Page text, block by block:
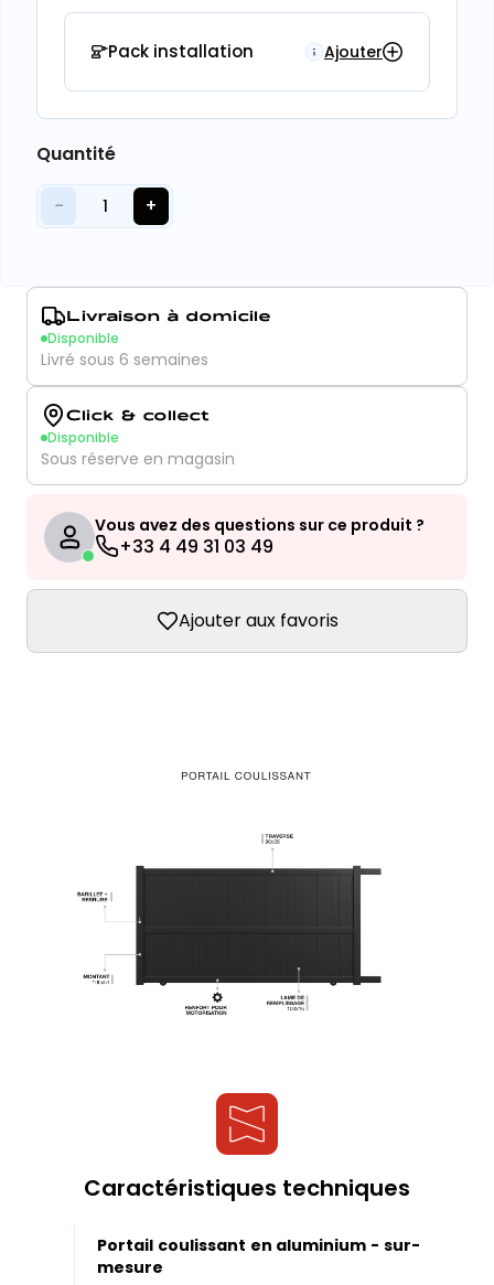
Pack installation Ajouter
Quantité
− 1 +
Livraison à domicile
Disponible
Livré sous 6 semaines
Click & collect
Disponible
Sous réserve en magasin
Vous avez des questions sur ce produit ?
+33 4 49 31 03 49
Ajouter aux favoris
Caractéristiques techniques
Portail coulissant en aluminium - sur-
mesure